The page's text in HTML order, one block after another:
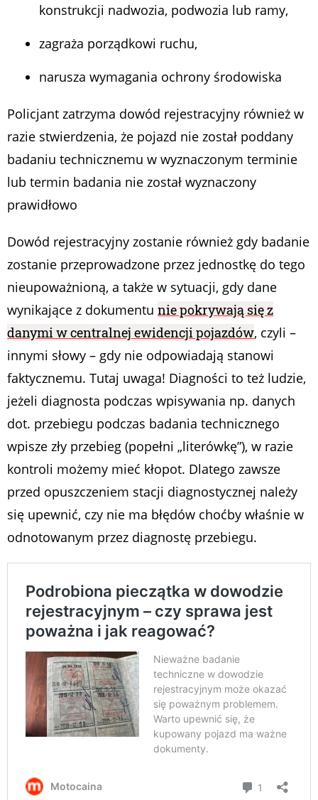
konstrukcji nadwozia, podwozia lub ramy,
zagraża porządkowi ruchu,
narusza wymagania ochrony środowiska
Policjant zatrzyma dowód rejestracyjny również w
razie stwierdzenia, że pojazd nie został poddany
badaniu technicznemu w wyznaczonym terminie
lub termin badania nie został wyznaczony
prawidłowo
Dowód rejestracyjny zostanie również gdy badanie
zostanie przeprowadzone przez jednostkę do tego
nieupoważnioną, a także w sytuacji, gdy dane
wynikające z dokumentu nie pokrywają się z
danymi w centralnej ewidencji pojazdów, czyli –
innymi słowy – gdy nie odpowiadają stanowi
faktycznemu. Tutaj uwaga! Diagności to też ludzie,
jeżeli diagnosta podczas wpisywania np. danych
dot. przebiegu podczas badania technicznego
wpisze zły przebieg (popełni „literówkę”), w razie
kontroli możemy mieć kłopot. Dlatego zawsze
przed opuszczeniem stacji diagnostycznej należy
się upewnić, czy nie ma błędów choćby właśnie w
odnotowanym przez diagnostę przebiegu.